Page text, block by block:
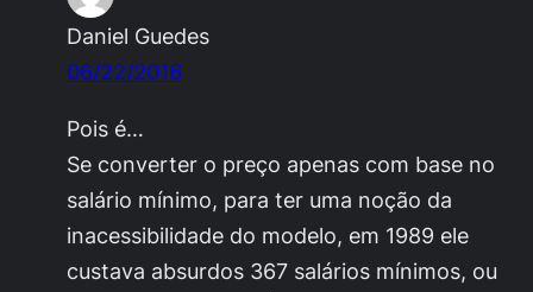
Daniel Guedes
06/22/2016
Pois é…
Se converter o preço apenas com base no
salário mínimo, para ter uma noção da
inacessibilidade do modelo, em 1989 ele
custava absurdos 367 salários mínimos, ou